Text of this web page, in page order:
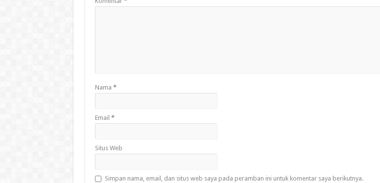
Nama *
Email *
Situs Web
Simpan nama, email, dan situs web saya pada peramban ini untuk komentar saya berikutnya.